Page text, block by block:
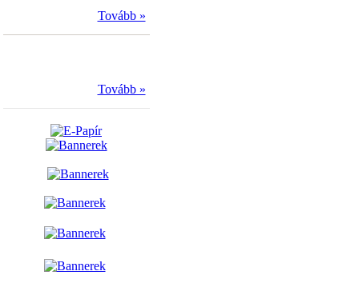
Tovább »
Tovább »